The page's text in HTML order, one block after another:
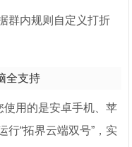
群内规则自定义打折
全支持
使用的是安卓手机、苹
行“拓界云端双号”，实